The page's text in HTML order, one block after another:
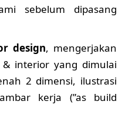
sebelum dipasang
design, mengerjakan
interior yang dimulai
2 dimensi, ilustrasi
kerja (”as build